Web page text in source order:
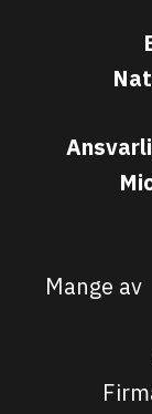
Mange av